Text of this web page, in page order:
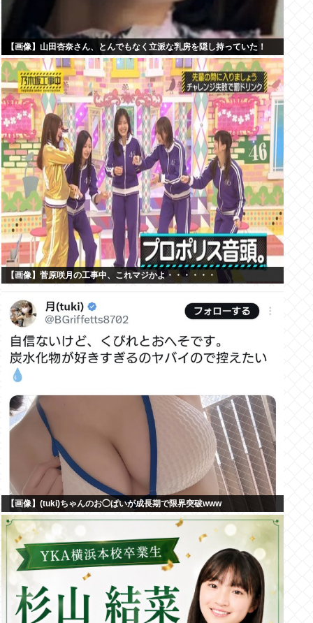
【画像】山田杏奈さん、とんでもなく立派な乳房を隠し持っていた！
【画像】菅原咲月の工事中、これマジかよ・・・・・・
【画像】(tuki)ちゃんのお◯ぱいが成長期で限界突破www